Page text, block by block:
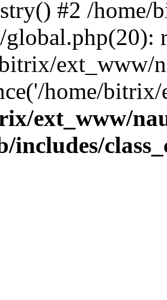
#2 /home/
ext_www/
home/
ext_www/
includes/